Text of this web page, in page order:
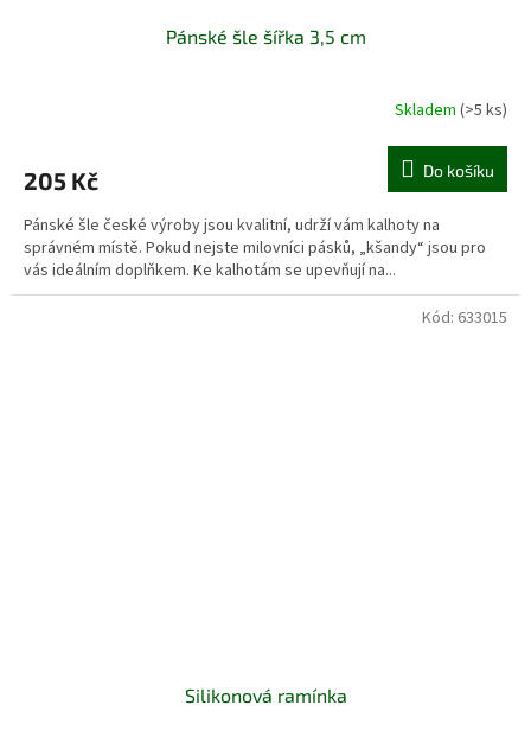
Pánské šle šířka 3,5 cm
Skladem (>5 ks)
205 Kč Do košíku
Pánské šle české výroby jsou kvalitní, udrží vám kalhoty na
správném místě. Pokud nejste milovníci pásků, „kšandy“ jsou pro
vás ideálním doplňkem. Ke kalhotám se upevňují na...
Silikonová ramínka
Kód: 633015